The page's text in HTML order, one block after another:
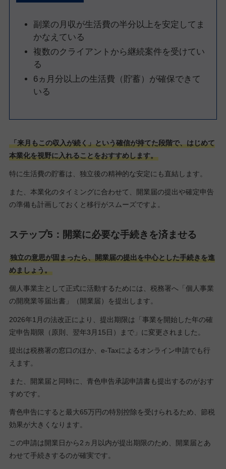
副業の月収が生活費の半分以上を安定してま
かなえている
複数のクライアントから継続案件を受けてい
る
6ヵ月分以上の生活費（貯蓄）が確保できて
いる
「来月もこの収入が続く」という確信が持てた段階で、はじめて
本業化を視野に入れることをおすすめします。
特に生活費の貯蓄は、独立後の精神的な安定にも直結します。
また、本業化のタイミングに合わせて、開業届の提出や確定申告
の準備も計画しておくと移行がスムーズですよ。
ステップ5：開業に必要な手続きを済ませる
独立の意思が固まったら、開業届の提出を中心とした手続きを進
めましょう。
個人事業主として正式に活動するためには、税務署へ「個人事業
の開廃業等届出書」（開業届）を提出します。
2026年1月の法改正により、提出期限は「事業を開始した年の確
定申告期限（原則、翌年3月15日）まで」に変更されました。
提出は税務署の窓口のほか、e-Taxによるオンライン申請でも行
えます。
また、開業届と同時に、青色申告承認申請書も提出するのがおす
すめです。
青色申告にすると最大65万円の特別控除を受けられるため、節税
効果が大きくなります。
この申請は開業日から2ヵ月以内が提出期限のため、開業届とあ
わせて手続きするのが確実です。